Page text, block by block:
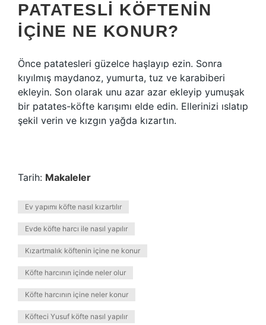
PATATESLI KÖFTENIN
IÇINE NE KONUR?
Önce patatesleri güzelce haşlayıp ezin. Sonra
kıyılmış maydanoz, yumurta, tuz ve karabiberi
ekleyin. Son olarak unu azar azar ekleyip yumuşak
bir patates-köfte karışımı elde edin. Ellerinizi ıslatıp
şekil verin ve kızgın yağda kızartın.
Tarih: Makaleler
Ev yapımı köfte nasıl kızartılır
Evde köfte harcı ile nasıl yapılır
Kızartmalık köftenin içine ne konur
Köfte harcının içinde neler olur
Köfte harcının içine neler konur
Köfteci Yusuf köfte nasıl yapılır